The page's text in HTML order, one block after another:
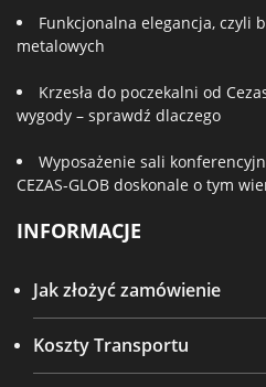
Funkcjonalna elegancja, czyli
metalowych
Krzesła do poczekalni od
wygody – sprawdź dlaczego
Wyposażenie sali
CEZAS-GLOB doskonale o tym
INFORMACJE
Jak złożyć zamówienie
Koszty Transportu